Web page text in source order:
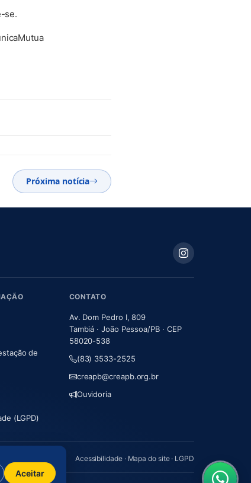
se.
Próxima notícia
de
(LGPD)
CONTATO
Av. Dom Pedro I, 809
Tambiá · João Pessoa/PB · CEP
58020-538
(83) 3533-2525
creapb@creapb.org.br
Ouvidoria
Acessibilidade· Mapa do site· LGPD
Aceitar